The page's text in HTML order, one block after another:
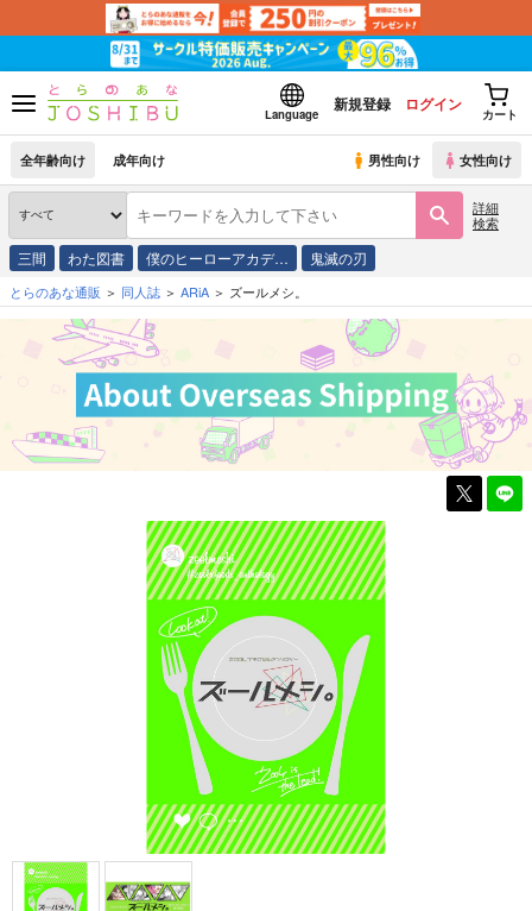
Language
新規登録 ログイン
カート
全年齢向け 成年向け 男性向け 女性向け
詳細
検索
三間 わた図書 僕のヒーローアカデ… 鬼滅の刃
とらのあな通販 同人誌 ARiA ズールメシ。